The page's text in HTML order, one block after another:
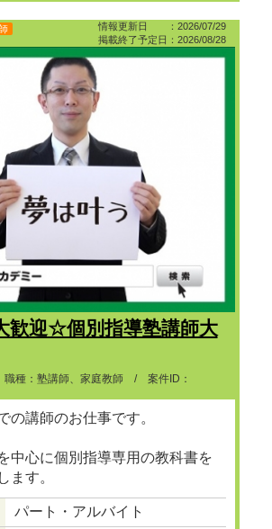
情報更新日 ：2026/07/29
掲載終了予定日：2026/08/28
歓迎☆個別指導塾講師大
種：塾講師、家庭教師 / 案件ID：
の講師のお仕事です。
中心に個別指導専用の教科書を
ます。
を見る
パート・アルバイト